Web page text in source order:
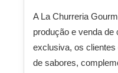
A La Churreria
produção e venda
exclusiva, os
de sabores,